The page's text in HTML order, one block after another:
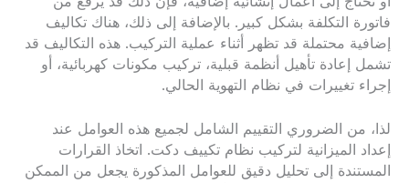
فاتورة التكلفة بشكل كبير. بالإضافة إلى ذلك، هناك تكاليف
إضافية محتملة قد تظهر أثناء عملية التركيب. هذه التكاليف قد
تشمل إعادة تأهيل أنظمة قبلية، تركيب مكونات كهربائية، أو
إجراء تغييرات في نظام التهوية الحالي.
لذا، من الضروري التقييم الشامل لجميع هذه العوامل عند
إعداد الميزانية لتركيب نظام تكييف دكت. اتخاذ القرارات
المستندة إلى تحليل دقيق للعوامل المذكورة يجعل من الممكن